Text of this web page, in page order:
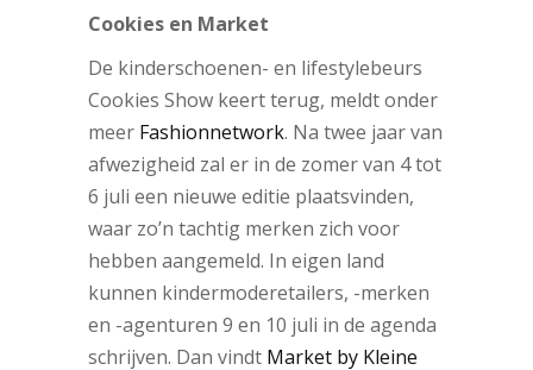
Cookies en Market
De kinderschoenen- en lifestylebeurs
Cookies Show keert terug, meldt onder
meer Fashionnetwork. Na twee jaar van
afwezigheid zal er in de zomer van 4 tot
6 juli een nieuwe editie plaatsvinden,
waar zo’n tachtig merken zich voor
hebben aangemeld. In eigen land
kunnen kindermoderetailers, -merken
en -agenturen 9 en 10 juli in de agenda
schrijven. Dan vindt Market by Kleine